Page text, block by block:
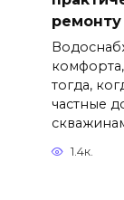
тогда,
частные
1.4к.